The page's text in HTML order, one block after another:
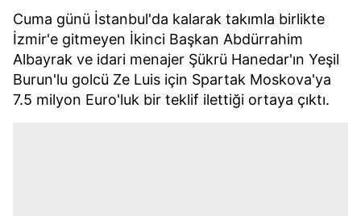
Cuma günü İstanbul'da kalarak takımla birlikte
İzmir'e gitmeyen İkinci Başkan Abdürrahim
Albayrak ve idari menajer Şükrü Hanedar'ın Yeşil
Burun'lu golcü Ze Luis için Spartak Moskova'ya
7.5 milyon Euro'luk bir teklif ilettiği ortaya çıktı.